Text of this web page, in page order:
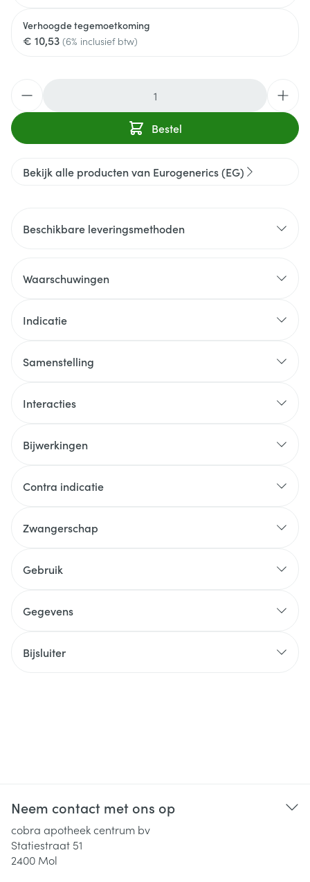
Verhoogde tegemoetkoming
€ 10,53 (6% inclusief btw)
Bestel
Bekijk alle producten van Eurogenerics (EG)
Beschikbare leveringsmethoden
Waarschuwingen
Indicatie
Samenstelling
Interacties
Bijwerkingen
Contra indicatie
Zwangerschap
Gebruik
Gegevens
Bijsluiter
Neem contact met ons op
cobra apotheek centrum bv
Statiestraat 51
2400 Mol